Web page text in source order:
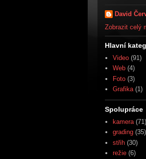
David
Zobrazit celý
Hlavní
Video (91)
Web (4)
Foto (3)
Grafika (1)
Spolupráce
kamera (71)
grading (35)
střih (30)
režie (6)